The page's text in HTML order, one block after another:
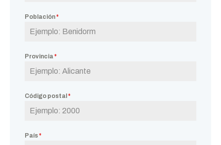
Población*
Provincia*
Código postal *
País*